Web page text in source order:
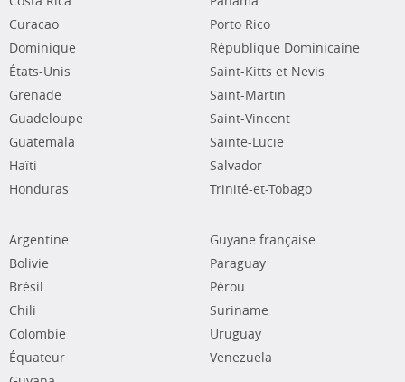
Curacao
Dominique
États-Unis
Grenade
Guadeloupe
Guatemala
Haïti
Honduras
Porto Rico
République Dominicaine
Saint-Kitts et Nevis
Saint-Martin
Saint-Vincent
Sainte-Lucie
Salvador
Trinité-et-Tobago
Argentine
Bolivie
Brésil
Chili
Colombie
Équateur
Guyane française
Paraguay
Pérou
Suriname
Uruguay
Venezuela